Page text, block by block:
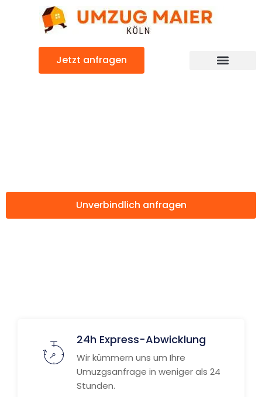
Jetzt anfragen
Unverbindlich anfragen
24h Express-Abwicklung
Wir kümmern uns um Ihre
Umuzgsanfrage in weniger als 24
Stunden.